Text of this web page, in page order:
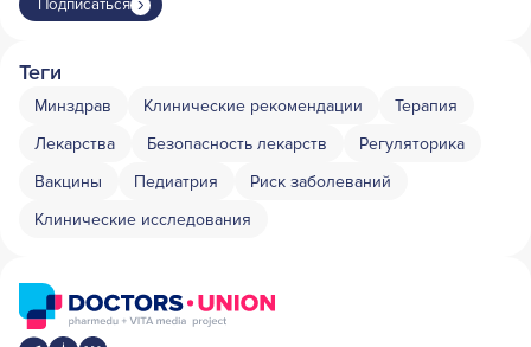
Подписаться
Теги
Минздрав Клинические рекомендации
Терапия
Лекарства
Безопасность лекарств
Регуляторика
Вакцины
Педиатрия
Риск заболеваний
Клинические исследования